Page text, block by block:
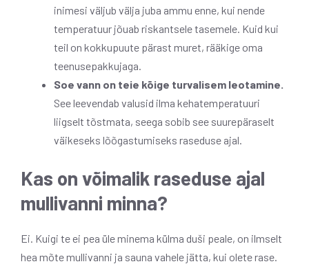
inimesi väljub välja juba ammu enne, kui nende
temperatuur jõuab riskantsele tasemele. Kuid kui
teil on kokkupuute pärast muret, rääkige oma
teenusepakkujaga.
Soe vann on teie kõige turvalisem leotamine.
See leevendab valusid ilma kehatemperatuuri
liigselt tõstmata, seega sobib see suurepäraselt
väikeseks lõõgastumiseks raseduse ajal.
Kas on võimalik raseduse ajal
mullivanni minna?
Ei. Kuigi te ei pea üle minema külma duši peale, on ilmselt
hea mõte mullivanni ja sauna vahele jätta, kui olete rase.